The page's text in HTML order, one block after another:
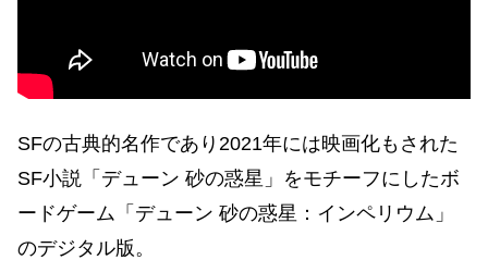
SFの古典的名作であり2021年には映画化もされた
SF小説「デューン 砂の惑星」をモチーフにしたボ
ードゲーム「デューン 砂の惑星：インペリウム」
のデジタル版。